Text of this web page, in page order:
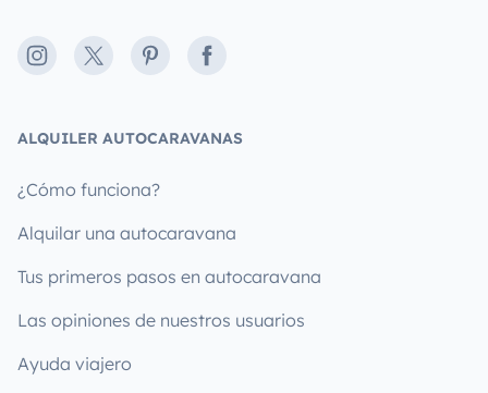
Instagram
X PinterestFacebook
ALQUILER AUTOCARAVANAS
¿Cómo funciona?
Alquilar una autocaravana
Tus primeros pasos en autocaravana
Las opiniones de nuestros usuarios
Ayuda viajero